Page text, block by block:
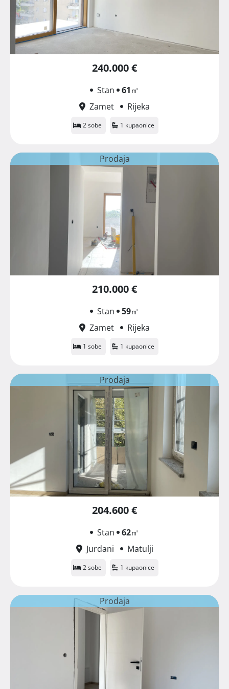
240.000 €
Stan 61㎡
Zamet
Rijeka
2 sobe 1 kupaonice
Prodaja
210.000 €
Stan 59㎡
Zamet
Rijeka
1 sobe 1 kupaonice
Prodaja
204.600 €
Stan 62㎡
Jurdani
Matulji
2 sobe 1 kupaonice
Prodaja